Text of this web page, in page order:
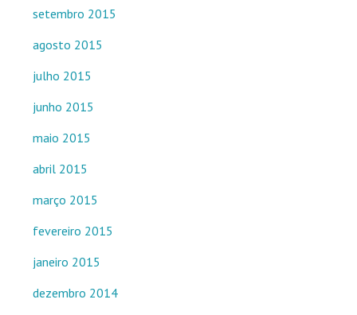
setembro 2015
agosto 2015
julho 2015
junho 2015
maio 2015
abril 2015
março 2015
fevereiro 2015
janeiro 2015
dezembro 2014